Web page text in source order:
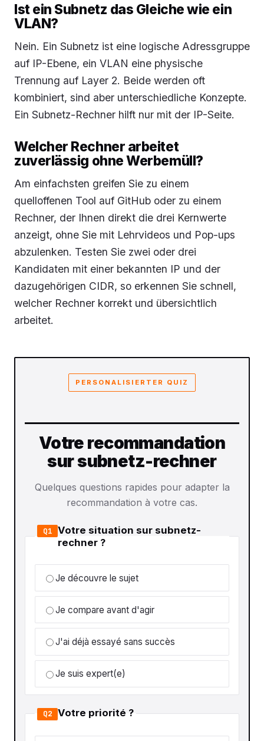
Ist ein Subnetz das Gleiche wie ein
VLAN?
Nein. Ein Subnetz ist eine logische Adressgruppe
auf IP-Ebene, ein VLAN eine physische
Trennung auf Layer 2. Beide werden oft
kombiniert, sind aber unterschiedliche Konzepte.
Ein Subnetz-Rechner hilft nur mit der IP-Seite.
Welcher Rechner arbeitet
zuverlässig ohne Werbemüll?
Am einfachsten greifen Sie zu einem
quelloffenen Tool auf GitHub oder zu einem
Rechner, der Ihnen direkt die drei Kernwerte
anzeigt, ohne Sie mit Lehrvideos und Pop-ups
abzulenken. Testen Sie zwei oder drei
Kandidaten mit einer bekannten IP und der
dazugehörigen CIDR, so erkennen Sie schnell,
welcher Rechner korrekt und übersichtlich
arbeitet.
PERSONALISIERTER QUIZ
Votre recommandation
sur subnetz-rechner
Quelques questions rapides pour adapter la
recommandation à votre cas.
Q1 Votre situation sur subnetz-
rechner ?
Je découvre le sujet
Je compare avant d'agir
J'ai déjà essayé sans succès
Je suis expert(e)
Q2 Votre priorité ?